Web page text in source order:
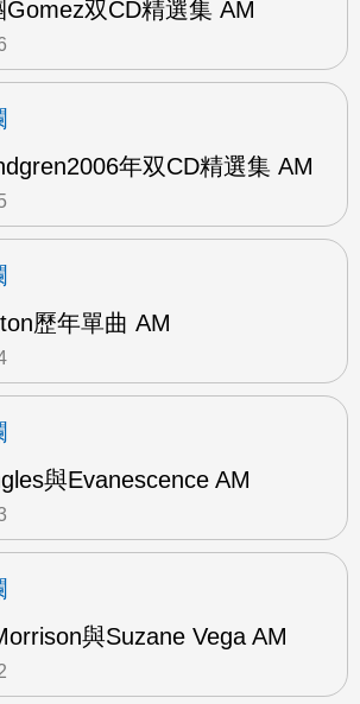
Gomez双CD精選集 AM
年双CD精選集 AM
歷年單曲 AM
與Evanescence AM
與Suzane Vega AM